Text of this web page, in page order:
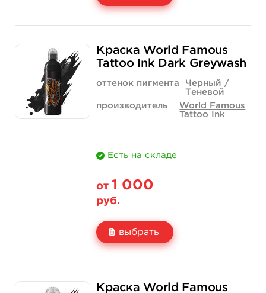
Количество
850 руб.
купить
1 400 руб.
купить
Краска World Famous
Tattoo Ink Dark Greywash
оттенок пигмента
Черный /
Теневой
производитель
World Famous
Tattoo Ink
Есть на складе
от 1 000
руб.
выбрать
Краска World Famous